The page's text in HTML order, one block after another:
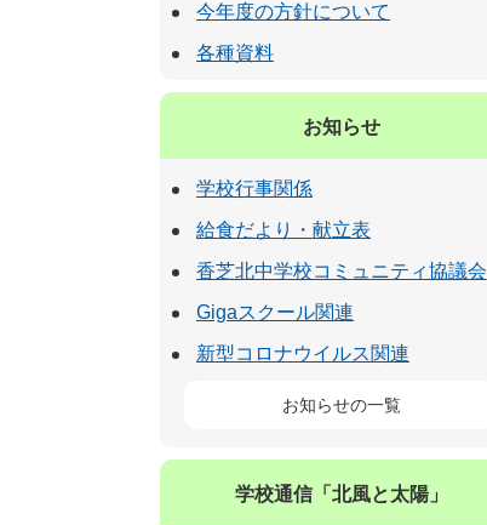
今年度の方針について
各種資料
お知らせ
学校行事関係
給食だより・献立表
香芝北中学校コミュニティ協議会
Gigaスクール関連
新型コロナウイルス関連
お知らせの一覧
学校通信「北風と太陽」